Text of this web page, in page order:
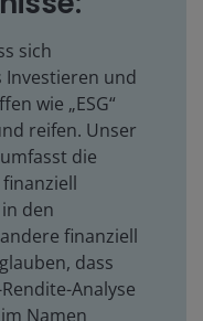
sich
und
wie „ESG“
reifen. Unser
die
den
finanziell
dass
Analyse
Namen